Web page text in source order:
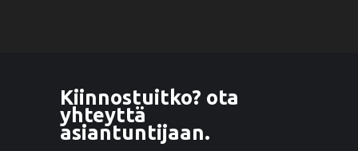
Kiinnostuitko? ota
yhteyttä
asiantuntijaan.